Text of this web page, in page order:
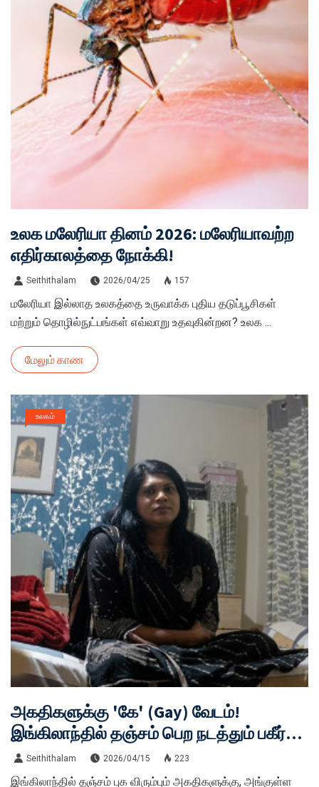
உலக மலேரியா தினம் 2026: மலேரியாவற்ற
எதிர்காலத்தை நோக்கி!
Seithithalam 2026/04/25 157
மலேரியா இல்லாத உலகத்தை உருவாக்க புதிய தடுப்பூசிகள்
மற்றும் தொழில்நுட்பங்கள் எவ்வாறு உதவுகின்றன? உலக ...
மேலும் காண
உலகம்
அகதிகளுக்கு 'கே' (Gay) வேடம்!
இங்கிலாந்தில் தஞ்சம் பெற நடத்தும் பகீர்
நாடகம்
Seithithalam 2026/04/15 223
இங்கிலாந்தில் தஞ்சம் புக விரும்பும் அகதிகளுக்கு, அங்குள்ள